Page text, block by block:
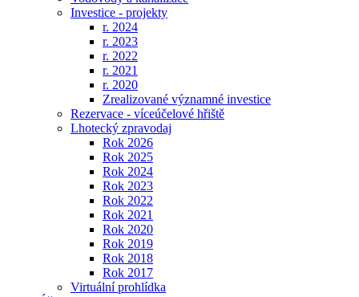
Investice - projekty
r. 2024
r. 2023
r. 2022
r. 2021
r. 2020
Zrealizované významné investice
Rezervace - víceúčelové hřiště
Lhotecký zpravodaj
Rok 2026
Rok 2025
Rok 2024
Rok 2023
Rok 2022
Rok 2021
Rok 2020
Rok 2019
Rok 2018
Rok 2017
Virtuální prohlídka